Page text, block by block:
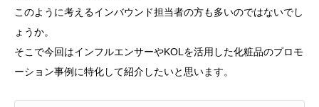
このように考えるインバウンド担当者の方も多いのではないでし
ょうか。
そこで今回はインフルエンサーやKOLを活用した化粧品のプロモ
ーション事例に特化して紹介したいと思います。